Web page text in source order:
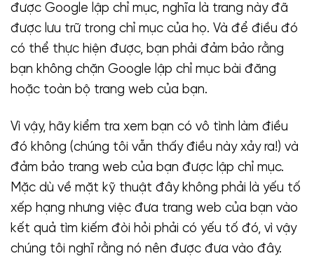
được Google lập chỉ mục, nghĩa là trang này đã
được lưu trữ trong chỉ mục của họ. Và để điều đó
có thể thực hiện được, bạn phải đảm bảo rằng
bạn không chặn Google lập chỉ mục bài đăng
hoặc toàn bộ trang web của bạn.
Vì vậy, hãy kiểm tra xem bạn có vô tình làm điều
đó không (chúng tôi vẫn thấy điều này xảy ra!) và
đảm bảo trang web của bạn được lập chỉ mục.
Mặc dù về mặt kỹ thuật đây không phải là yếu tố
xếp hạng nhưng việc đưa trang web của bạn vào
kết quả tìm kiếm đòi hỏi phải có yếu tố đó, vì vậy
chúng tôi nghĩ rằng nó nên được đưa vào đây.